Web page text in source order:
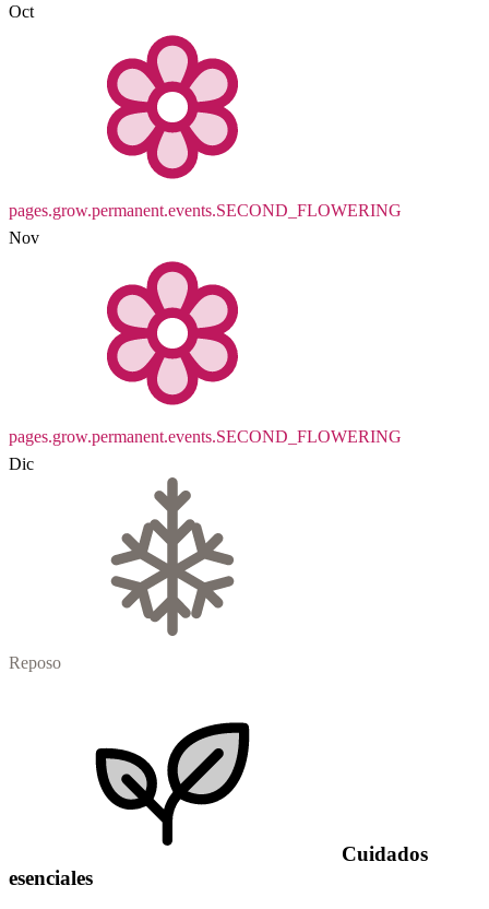
Oct
pages.grow.permanent.events.SECOND_FLOWERING
Nov
pages.grow.permanent.events.SECOND_FLOWERING
Dic
Reposo
Cuidados
esenciales